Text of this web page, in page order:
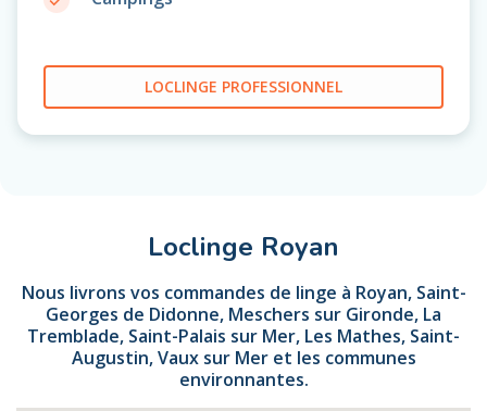
LOCLINGE PROFESSIONNEL
Loclinge Royan
Nous livrons vos commandes de linge à Royan, Saint-
Georges de Didonne, Meschers sur Gironde, La
Tremblade, Saint-Palais sur Mer, Les Mathes, Saint-
Augustin, Vaux sur Mer et les communes
environnantes.